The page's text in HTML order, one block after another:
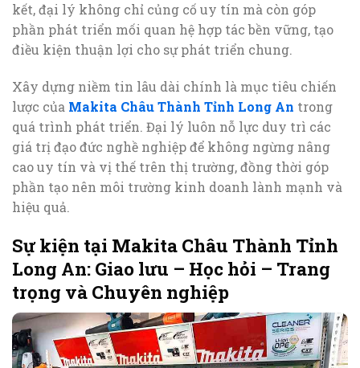
kết, đại lý không chỉ củng cố uy tín mà còn góp
phần phát triển mối quan hệ hợp tác bền vững, tạo
điều kiện thuận lợi cho sự phát triển chung.
Xây dựng niềm tin lâu dài chính là mục tiêu chiến
lược của Makita Châu Thành Tỉnh Long An trong
quá trình phát triển. Đại lý luôn nỗ lực duy trì các
giá trị đạo đức nghề nghiệp để không ngừng nâng
cao uy tín và vị thế trên thị trường, đồng thời góp
phần tạo nên môi trường kinh doanh lành mạnh và
hiệu quả.
Sự kiện tại Makita Châu Thành Tỉnh
Long An: Giao lưu – Học hỏi – Trang
trọng và Chuyên nghiệp